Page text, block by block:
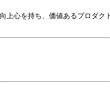
上心を持ち、価値あるプロダク